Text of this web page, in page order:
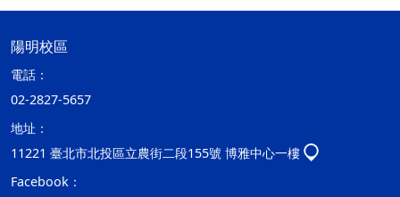
陽明校區
電話：
02-2827-5657
地址：
11221 臺北市北投區立農街二段155號 博雅中心一樓
Facebook：